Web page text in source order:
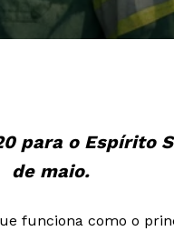
para o Espírito
de maio.
funciona como o